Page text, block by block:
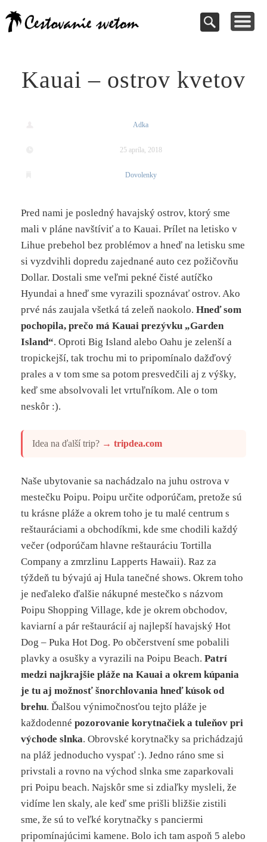
Cestovanie a
dovolenky
DOVOLENKY Cestujte s nami
VAŠE PRÍSPEVKY Inšpirujte sa
TIPY NA VÝLETY Kde vycestovať
NÁVODY Pomoc pri rezervácii
Kauai – ostrov kvetov
Adka
25 apríla, 2018
Dovolenky
Pred nami je posledný havajský ostrov, ktorý sme
mali v pláne navštíviť a to Kauai. Prílet na letisko v
Lihue prebehol bez problémov a hneď na letisku sme
si vyzdvihli dopredu zajednané auto cez požičovňu
Dollar. Dostali sme veľmi pekné čisté autíčko
Hyundai a hneď sme vyrazili spoznávať ostrov. Ako
prvé nás zaujala všetká tá zeleň naokolo.Hneď som
pochopila, prečo má Kauai prezývku „Garden
Island“. Oproti Big Island alebo Oahu je zelenší a
tropickejší, tak trochu mi to pripomínalo dažďový
prales a v tom sme sa potom presvedčili aj z výšky,
keď sme absolvovali let vrtuľníkom. Ale o tom
neskôr :).
Idea na ďalší trip? → tripdea.com
Naše ubytovanie sa nachádzalo na juhu ostrova v
mestečku Poipu. Poipu určite odporúčam, pretože sú
tu krásne pláže a okrem toho je tu malé centrum s
reštauráciami a obchodíkmi, kde sme chodili každý
večer (odporúčam hlavne reštauráciu Tortilla
Company a zmrzlinu Lapperts Hawaii). Raz za
týždeň tu bývajú aj Hula tanečné shows. Okrem toho
je neďaleko ďalšie nákupné mestečko s názvom
Poipu Shopping Village, kde je okrem obchodov,
kaviarní a pár reštaurácií aj najlepší havajský Hot
Dog – Puka Hot Dog. Po občerstvení sme pobalili
plavky a osušky a vyrazili na Poipu Beach.Patrí
medzi najkrajšie pláže na Kauai a okrem kúpania
je tu aj možnosť šnorchlovania hneď kúsok od
brehu. Ďalšou výnimočnosťou tejto pláže je
každodennépozorovanie korytnačiek a tuleňov pri
východe slnka. Obrovské korytnačky sa prichádzajú
na pláž jednoducho vyspať :). Jedno ráno sme si
privstali a rovno na východ slnka sme zaparkovali
pri Poipu beach. Najskôr sme si zdiaľky mysleli, že
vidíme len skaly, ale keď sme prišli bližšie zistili
sme, že sú to veľké korytnačky s panciermi
pripomínajúcimi kamene. Bolo ich tam aspoň 5 alebo